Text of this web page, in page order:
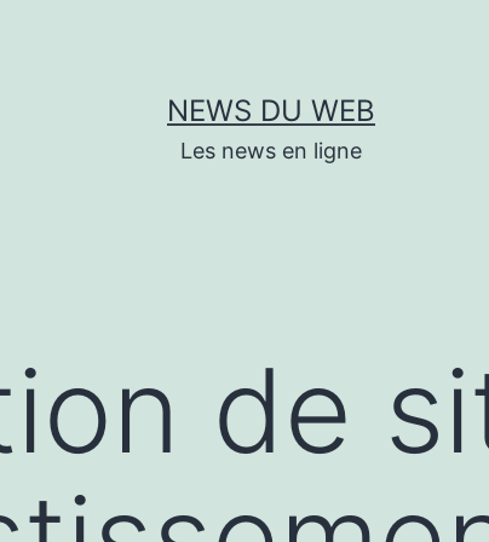
NEWS DU WEB
Les news en ligne
de